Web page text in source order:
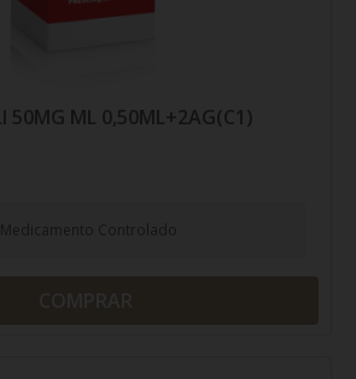
50MG ML 0,50ML+2AG(C1)
Medicamento Controlado